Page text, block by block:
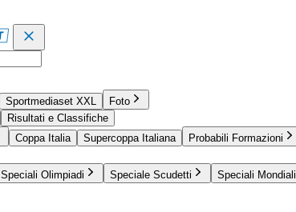
Sportmediaset XXL
Foto
Risultati e Classifiche
Coppa Italia Supercoppa Italiana Probabili Formazioni
Speciali Olimpiadi Speciale Scudetti Speciali Mondiali